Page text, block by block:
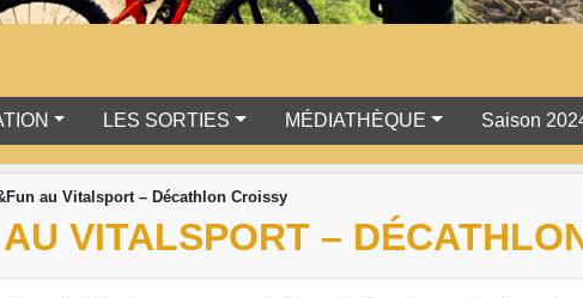
LES SORTIES MÉDIATHÈQUE Saison
au Vitalsport – Décathlon Croissy
VITALSPORT –